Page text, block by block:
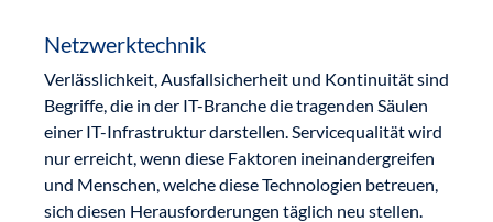
Netzwerktechnik
Verlässlichkeit, Ausfallsicherheit und Kontinuität sind
Begriffe, die in der IT-Branche die tragenden Säulen
einer IT-Infrastruktur darstellen. Servicequalität wird
nur erreicht, wenn diese Faktoren ineinandergreifen
und Menschen, welche diese Technologien betreuen,
sich diesen Herausforderungen täglich neu stellen.